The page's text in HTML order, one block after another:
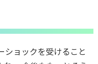
ショックを受けること